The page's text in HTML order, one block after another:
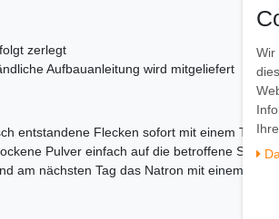
zerlegt
Aufbauanleitung wird mitgeliefert
entstandene Flecken sofort mit einem Tuch
Pulver einfach auf die betroffene Stelle
am nächsten Tag das Natron mit einem